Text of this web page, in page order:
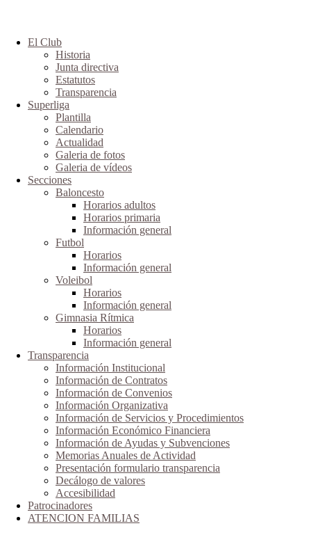
El Club
Historia
Junta directiva
Estatutos
Transparencia
Superliga
Plantilla
Calendario
Actualidad
Galeria de fotos
Galeria de vídeos
Secciones
Baloncesto
Horarios adultos
Horarios primaria
Información general
Futbol
Horarios
Información general
Voleibol
Horarios
Información general
Gimnasia Rítmica
Horarios
Información general
Transparencia
Información Institucional
Información de Contratos
Información de Convenios
Información Organizativa
Información de Servicios y Procedimientos
Información Económico Financiera
Información de Ayudas y Subvenciones
Memorias Anuales de Actividad
Presentación formulario transparencia
Decálogo de valores
Accesibilidad
Patrocinadores
ATENCION FAMILIAS